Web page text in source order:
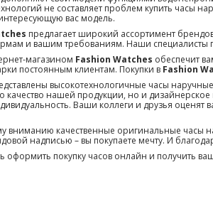
не составляет проблем купить часы
вас модель.
предлагает широкий ассортимент
и вашим требованиям. Наши
магазином Fashion Watches обеспечит
постоянным клиентам. Покупки в Fashion
высокотехнологичные часы
качество нашей продукции, но и
Ваши коллеги и друзья
вниманию качественные оригинальные часы
надписью – вы покупаете мечту. И
оформить покупку часов онлайн и получить